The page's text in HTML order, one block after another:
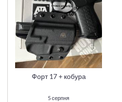
Форт 17 + кобура
5 серпня